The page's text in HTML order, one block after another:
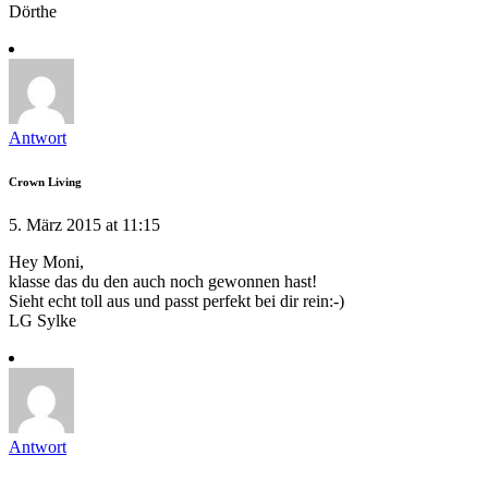
Dörthe
Antwort
Crown Living
5. März 2015 at 11:15
Hey Moni,
klasse das du den auch noch gewonnen hast!
Sieht echt toll aus und passt perfekt bei dir rein:-)
LG Sylke
Antwort